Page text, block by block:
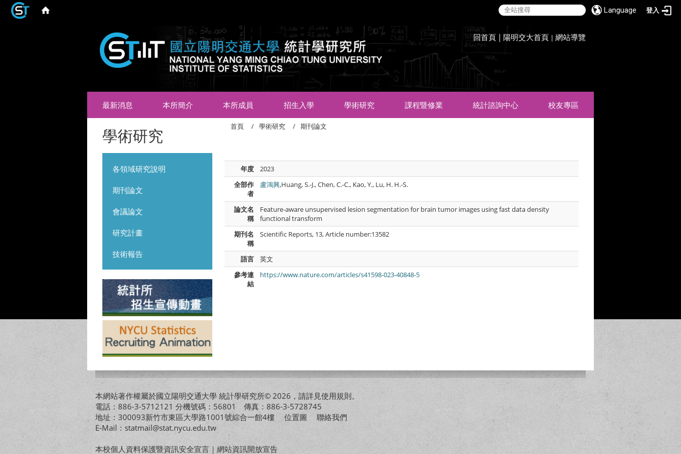
Language 登入
回首頁 | 陽明交大首頁 |網站導覽
最新消息 本所簡介 本所成員 招生入學 學術研究 課程暨修業 統計諮詢中心 校友專區
學術研究
各領域研究說明
期刊論文
會議論文
研究計畫
技術報告
首頁 學術研究 期刊論文
年度
2023
全部作
者
盧鴻興,Huang, S.-J., Chen, C.-C., Kao, Y., Lu, H. H.-S.
論文名
稱
Feature-aware unsupervised lesion segmentation for brain tumor images using fast data density
functional transform
期刊名
稱
Scientific Reports, 13, Article number:13582
語言
英文
參考連
結
https://www.nature.com/articles/s41598-023-40848-5
本網站著作權屬於國立陽明交通大學 統計學研究所© 2026，請詳見使用規則。
電話：886-3-5712121 分機號碼：56801 傳真：886-3-5728745
地址：300093新竹市東區大學路1001號綜合一館4樓 位置圖
聯絡我們
E-Mail：statmail@stat.nycu.edu.tw
本校個人資料保護暨資訊安全宣言 ｜ 網站資訊開放宣告